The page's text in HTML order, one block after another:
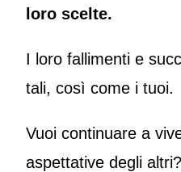
loro scelte.
I loro fallimenti e
tali, così come i tuoi.
Vuoi continuare a
aspettative degli altri?